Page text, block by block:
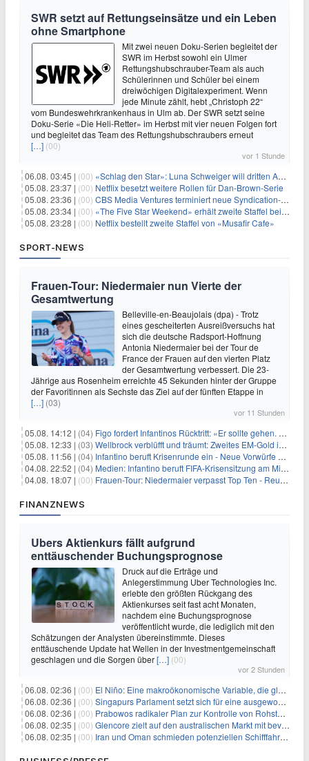
SWR setzt auf Rettungseinsätze und ein Leben
ohne Smartphone
Mit zwei neuen Doku-Serien begleitet der
SWR im Herbst sowohl ein Ulmer
Rettungshubschrauber-Team als auch
Schülerinnen und Schüler bei einem
dreiwöchigen Digitalexperiment. Wenn
jede Minute zählt, hebt „Christoph 22“
vom Bundeswehrkrankenhaus in Ulm ab. Der SWR setzt seine
Doku-Serie «Die Heli-Retter» im Herbst mit vier neuen Folgen fort
und begleitet das Team des Rettungshubschraubers erneut
[…] (00)
vor 1 Stunde
06.08. 03:45 | (00) «Schlag den Star»: Luna Schweiger will dritten Anlauf nutzen
05.08. 23:37 | (00) Netflix besetzt weitere Rollen für Dan-Brown-Serie
05.08. 23:36 | (00) CBS Media Ventures terminiert neue Syndication-Formate
05.08. 23:34 | (00) «The Five Star Weekend» erhält zweite Staffel bei Peacock
05.08. 23:28 | (00) Netflix bestellt zweite Staffel von «Musafir Cafe»
SPORT-NEWS
Frauen-Tour: Niedermaier nun Vierte der
Gesamtwertung
Belleville-en-Beaujolais (dpa) - Trotz
eines gescheiterten Ausreißversuchs hat
sich die deutsche Radsport-Hoffnung
Antonia Niedermaier bei der Tour de
France der Frauen auf den vierten Platz
der Gesamtwertung verbessert. Die 23-
Jährige aus Rosenheim erreichte 45 Sekunden hinter der Gruppe
der Favoritinnen als Sechste das Ziel auf der fünften Etappe in
[…] (03)
vor 11 Stunden
05.08. 14:12 | (04) Figo fordert Infantinos Rücktritt: «Er sollte gehen. Jetzt»
05.08. 12:33 | (03) Wellbrock verblüfft und träumt: Zweites EM-Gold in Paris
05.08. 11:56 | (04) Infantino beruft Krisenrunde ein - Neue Vorwürfe gegen FIFA
04.08. 22:52 | (04) Medien: Infantino beruft FIFA-Krisensitzung am Mittwoch ein
04.08. 18:07 | (00) Frauen-Tour: Niedermaier verpasst Top Ten - Reusser siegt
FINANZNEWS
Ubers Aktienkurs fällt aufgrund
enttäuschender Buchungsprognose
Druck auf die Erträge und
Anlegerstimmung Uber Technologies Inc.
erlebte den größten Rückgang des
Aktienkurses seit fast acht Monaten,
nachdem eine Buchungsprognose
veröffentlicht wurde, die lediglich mit den
Schätzungen der Analysten übereinstimmte. Dieses
enttäuschende Update hat Wellen in der Investmentgemeinschaft
geschlagen und die Sorgen über[…] (00)
vor 2 Stunden
06.08. 02:36 | (00) El Niño: Eine makroökonomische Variable, die globale Wirtschaftslandschaften umgestaltet
06.08. 02:36 | (00) Singapurs Parlament setzt sich für eine ausgewogene wirtschaftliche Zukunft ein
06.08. 02:36 | (00) Prabowos radikaler Plan zur Kontrolle von Rohstoffexporten steht vor konkurrierenden Visionen
06.08. 02:35 | (00) Glencore zielt auf den australischen Markt mit bevorstehendem Sekundärlisting
06.08. 02:35 | (00) Iran und Oman schmieden potenziellen Schifffahrtsvertrag im Hormuskanal